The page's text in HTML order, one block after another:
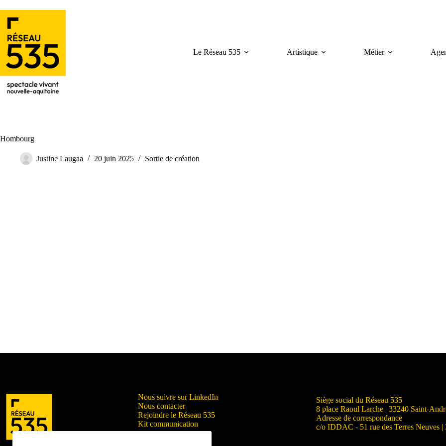
Le Réseau 535 Artistique Métier
Hombourg
Justine Laugaa 20 juin 2025 Sortie de création
Nous suivre sur LinkedIn
Nous contacter
Rejoindre le Réseau 535
Kit communication
Siège social du Réseau 535
8 place Raoul Larche | 33240 Saint-
Adresse de correspondance
c/o IDDAC - 51 rue des Terres Neuves |